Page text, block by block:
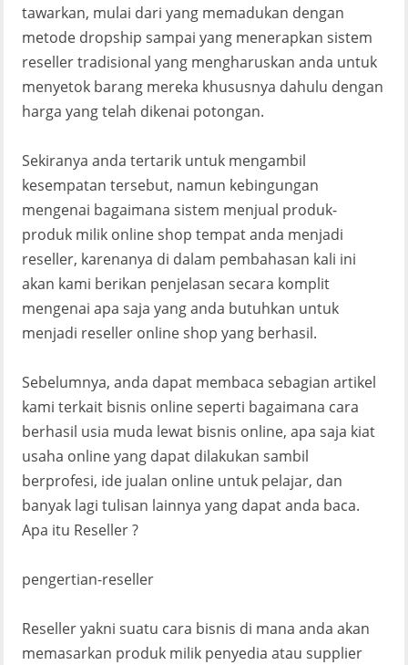
tawarkan, mulai dari yang memadukan dengan
metode dropship sampai yang menerapkan sistem
reseller tradisional yang mengharuskan anda untuk
menyetok barang mereka khususnya dahulu dengan
harga yang telah dikenai potongan.
Sekiranya anda tertarik untuk mengambil
kesempatan tersebut, namun kebingungan
mengenai bagaimana sistem menjual produk-
produk milik online shop tempat anda menjadi
reseller, karenanya di dalam pembahasan kali ini
akan kami berikan penjelasan secara komplit
mengenai apa saja yang anda butuhkan untuk
menjadi reseller online shop yang berhasil.
Sebelumnya, anda dapat membaca sebagian artikel
kami terkait bisnis online seperti bagaimana cara
berhasil usia muda lewat bisnis online, apa saja kiat
usaha online yang dapat dilakukan sambil
berprofesi, ide jualan online untuk pelajar, dan
banyak lagi tulisan lainnya yang dapat anda baca.
Apa itu Reseller ?
pengertian-reseller
Reseller yakni suatu cara bisnis di mana anda akan
memasarkan produk milik penyedia atau supplier